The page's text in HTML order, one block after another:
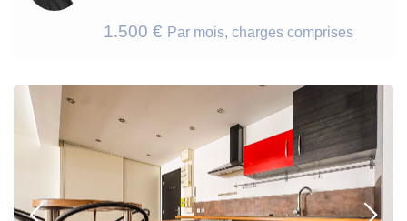
1.500 € Par mois, charges comprises